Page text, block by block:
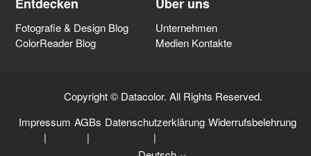
Informationen zum Thema Farbmanagement
Datacolor LightColor Meter
Spyder - Archiv
Fotografie & Design Blog
ColorReader Blog
Unternehmen
Medien Kontakte
Copyright © Datacolor. All Rights Reserved.
Impressum
|
AGBs
|
Datenschutzerklärung
|
Widerrufsbelehrung